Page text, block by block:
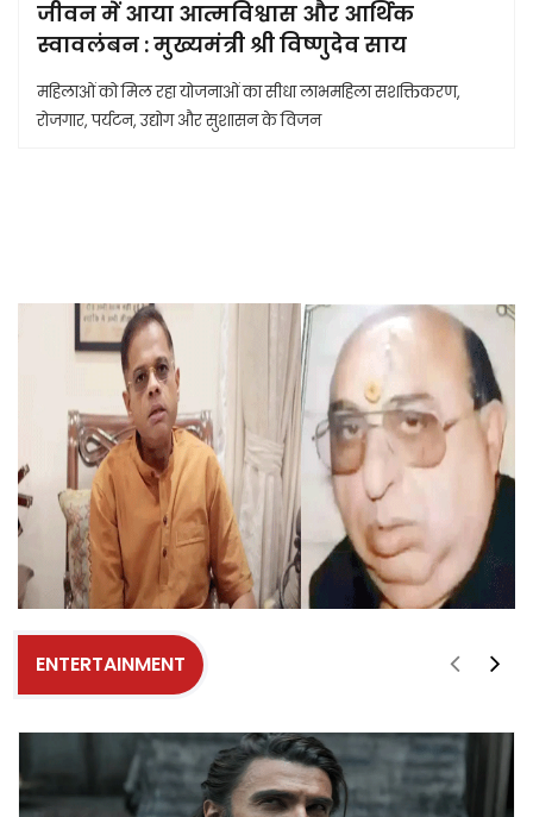
जीवन में आया आत्मविश्वास और आर्थिक
स्वावलंबन : मुख्यमंत्री श्री विष्णुदेव साय
महिलाओं को मिल रहा योजनाओं का सीधा लाभमहिला सशक्तिकरण,
रोजगार, पर्यटन, उद्योग और सुशासन के विजन
ENTERTAINMENT